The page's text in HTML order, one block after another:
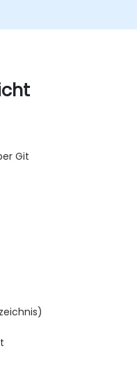
zu verwalten,
in kollaborativen
Git